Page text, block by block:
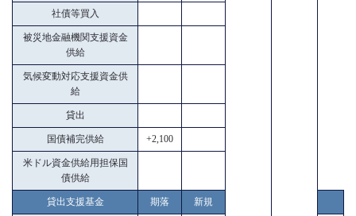
社債等買入
被災地金融機関支援資金
供給
気候変動対応支援資金供
給
貸出
国債補完供給 +2,100
米ドル資金供給用担保国
債供給
貸出支援基金 期落 新規